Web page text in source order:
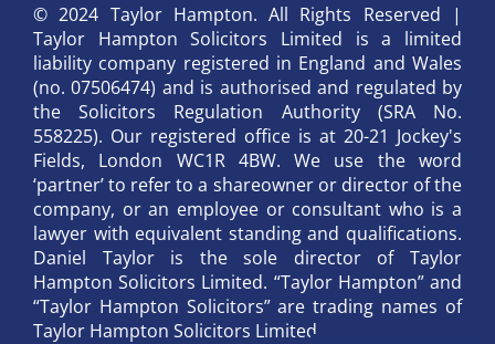
© 2024 Taylor Hampton. All Rights Reserved |
Taylor Hampton Solicitors Limited is a limited
liability company registered in England and Wales
(no. 07506474) and is authorised and regulated by
the Solicitors Regulation Authority (SRA No.
558225). Our registered office is at 20-21 Jockey's
Fields, London WC1R 4BW. We use the word
‘partner’ to refer to a shareowner or director of the
company, or an employee or consultant who is a
lawyer with equivalent standing and qualifications.
Daniel Taylor is the sole director of Taylor
Hampton Solicitors Limited. “Taylor Hampton” and
“Taylor Hampton Solicitors” are trading names of
Taylor Hampton Solicitors Limited.